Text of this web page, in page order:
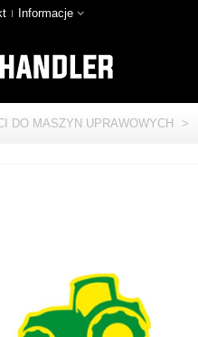
Informacje
DO MASZYN UPRAWOWYCH >